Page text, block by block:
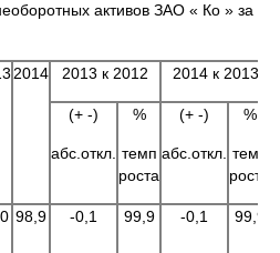
активов ЗАО « Ко » за
2014 2013 к 2012 2014 к 2013
(+ -)
абс.откл.
%
темп
роста
(+ -)
абс.откл.
%
темп
роста
98,9 -0,1 99,9 -0,1 99,9